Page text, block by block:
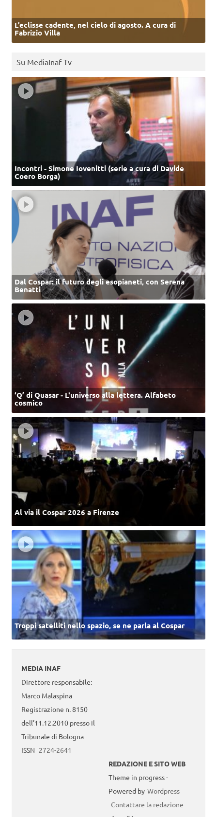
L’eclisse cadente, nel cielo di agosto. A cura di
Fabrizio Villa
Su MediaInaf Tv
Incontri - Simone Iovenitti (serie a cura di Davide
Coero Borga)
Dal Cospar: il futuro degli esopianeti, con Serena
Benatti
‘Q’ di Quasar - L'universo alla lettera. Alfabeto
cosmico
Al via il Cospar 2026 a Firenze
Troppi satelliti nello spazio, se ne parla al Cospar
MEDIA INAF
Direttore responsabile:
Marco Malaspina
Registrazione n. 8150
dell’11.12.2010 presso il
Tribunale di Bologna
ISSN 2724-2641
REDAZIONE E SITO WEB
Theme in progress -
Powered by Wordpress
Contattare la redazione